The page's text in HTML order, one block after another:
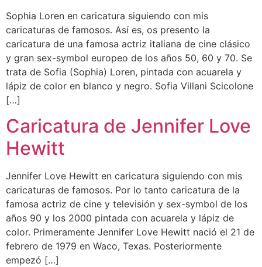
Sophia Loren en caricatura siguiendo con mis
caricaturas de famosos. Así es, os presento la
caricatura de una famosa actriz italiana de cine clásico
y gran sex-symbol europeo de los años 50, 60 y 70. Se
trata de Sofia (Sophia) Loren, pintada con acuarela y
lápiz de color en blanco y negro. Sofia Villani Scicolone
[…]
Caricatura de Jennifer Love
Hewitt
Jennifer Love Hewitt en caricatura siguiendo con mis
caricaturas de famosos. Por lo tanto caricatura de la
famosa actriz de cine y televisión y sex-symbol de los
años 90 y los 2000 pintada con acuarela y lápiz de
color. Primeramente Jennifer Love Hewitt nació el 21 de
febrero de 1979 en Waco, Texas. Posteriormente
empezó […]